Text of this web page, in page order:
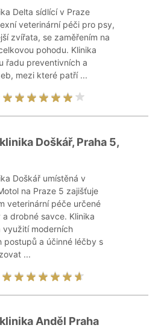
Delta sídlící v Praze
veterinární péči pro psy,
zvířata, se zaměřením na
pohodu. Klinika
řadu preventivních a
mezi které patří ...
Doškář, Praha 5,
Doškář umístěná v
na Praze 5 zajišťuje
veterinární péče určené
drobné savce. Klinika
využití moderních
postupů a účinné léčby s
...
Anděl Praha